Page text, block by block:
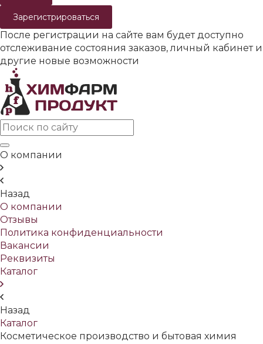
Зарегистрироваться
После регистрации на сайте вам будет доступно
отслеживание состояния заказов, личный кабинет и
другие новые возможности
О компании
Назад
О компании
Отзывы
Политика конфиденциальности
Вакансии
Реквизиты
Каталог
Назад
Каталог
Косметическое производство и бытовая химия